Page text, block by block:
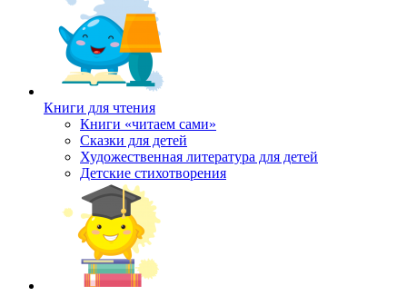
Книги для чтения
Книги «читаем сами»
Сказки для детей
Художественная литература для детей
Детские стихотворения